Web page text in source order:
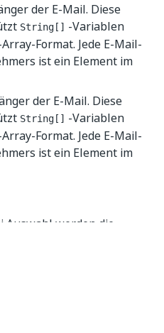
der E-Mail. Diese
String[] -Variablen
Format. Jede E-Mail-
ist ein Element im
der E-Mail. Diese
String[] -Variablen
Format. Jede E-Mail-
ist ein Element im
Auswahl werden die